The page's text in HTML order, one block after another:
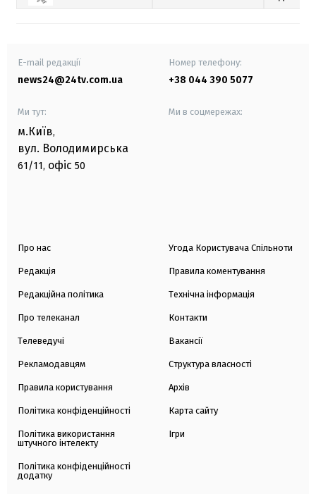
E-mail редакції
news24@24tv.com.ua
Номер телефону:
+38 044 390 5077
Ми тут:
м.Київ,
вул. Володимирська
61/11, офіс 50
Ми в соцмережах:
Про нас
Редакція
Редакційна політика
Про телеканал
Телеведучі
Рекламодавцям
Правила користування
Політика конфіденційності
Політика використання
штучного інтелекту
Політика конфіденційності
додатку
Угода Користувача Спільноти
Правила коментування
Технічна інформація
Контакти
Вакансії
Структура власності
Архів
Карта сайту
Ігри